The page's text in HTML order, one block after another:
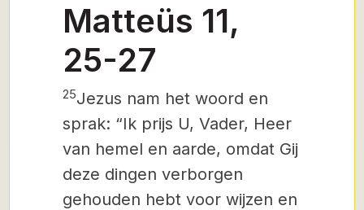
Matteüs 11,
25-27
25Jezus nam het woord en
sprak: “Ik prijs U, Vader, Heer
van hemel en aarde, omdat Gij
deze dingen verborgen
gehouden hebt voor wijzen en